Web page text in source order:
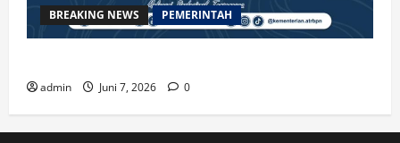
BREAKING NEWS PEMERINTAH
admin Juni 7, 2026 0